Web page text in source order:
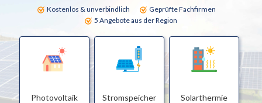
Kostenlos & unverbindlich
Geprüfte Fachfirmen
5 Angebote aus der Region
Photovoltaik Stromspeicher Solarthermie